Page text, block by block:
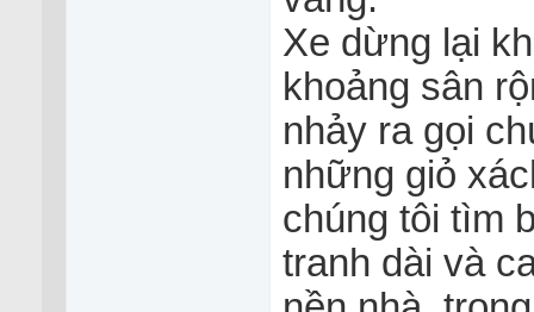
Xe dừng lại
khoảng sân
nhảy ra gọi
những giỏ
chúng tôi tìm
tranh dài và